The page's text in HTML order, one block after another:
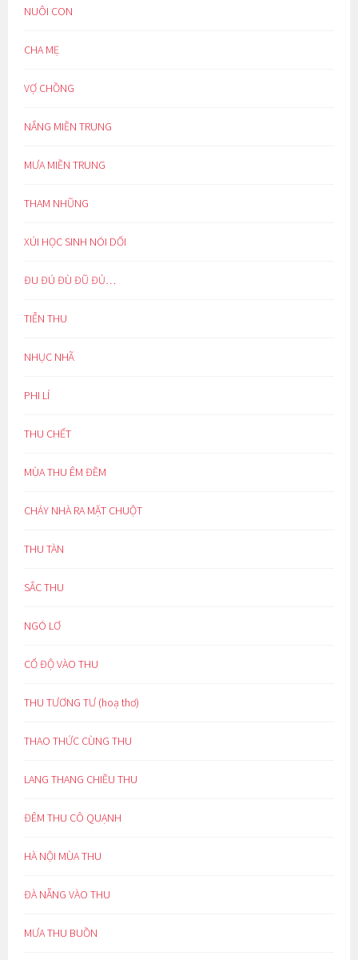
NUÔI CON
CHA MẸ
VỢ CHỒNG
NẮNG MIỀN TRUNG
MƯA MIỀN TRUNG
THAM NHŨNG
XÚI HỌC SINH NÓI DỐI
ĐU ĐÚ ĐÙ ĐŨ ĐỦ…
TIỄN THU
NHỤC NHÃ
PHI LÍ
THU CHẾT
MÙA THU ÊM ĐỀM
CHÁY NHÀ RA MẶT CHUỘT
THU TÀN
SẮC THU
NGÓ LƠ
CỔ ĐỘ VÀO THU
THU TƯƠNG TƯ (hoạ thơ)
THAO THỨC CÙNG THU
LANG THANG CHIỀU THU
ĐÊM THU CÔ QUẠNH
HÀ NỘI MÙA THU
ĐÀ NẴNG VÀO THU
MƯA THU BUỒN